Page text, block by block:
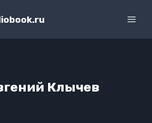
Клычев